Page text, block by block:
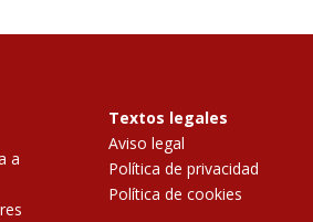
a
Textos legales
Aviso legal
Política de privacidad
Política de cookies